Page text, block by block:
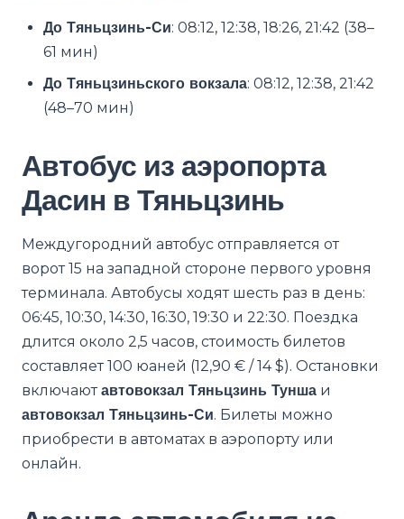
До Тяньцзинь-Си: 08:12, 12:38, 18:26, 21:42 (38–
61 мин)
До Тяньцзиньского вокзала: 08:12, 12:38, 21:42
(48–70 мин)
Автобус из аэропорта
Дасин в Тяньцзинь
Междугородний автобус отправляется от
ворот 15 на западной стороне первого уровня
терминала. Автобусы ходят шесть раз в день:
06:45, 10:30, 14:30, 16:30, 19:30 и 22:30. Поездка
длится около 2,5 часов, стоимость билетов
составляет 100 юаней (12,90 € / 14 $). Остановки
включаютавтовокзал Тяньцзинь Тунша и
автовокзал Тяньцзинь-Си. Билеты можно
приобрести в автоматах в аэропорту или
онлайн.